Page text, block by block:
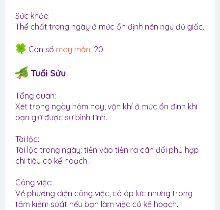
Sức khỏe:
Thể chất trong ngày ở mức ổn định nên ngủ đủ giấc.
Con số may mắn: 20
Tuổi Sửu
Tổng quan:
Xét trong ngày hôm nay, vận khí ở mức ổn định khi
bạn giữ được sự bình tĩnh.
Tài lộc:
Tài lộc trong ngày: tiền vào tiền ra cân đối phù hợp
chi tiêu có kế hoạch.
Công việc:
Về phương diện công việc, có áp lực nhưng trong
tầm kiểm soát nếu bạn làm việc có kế hoạch.